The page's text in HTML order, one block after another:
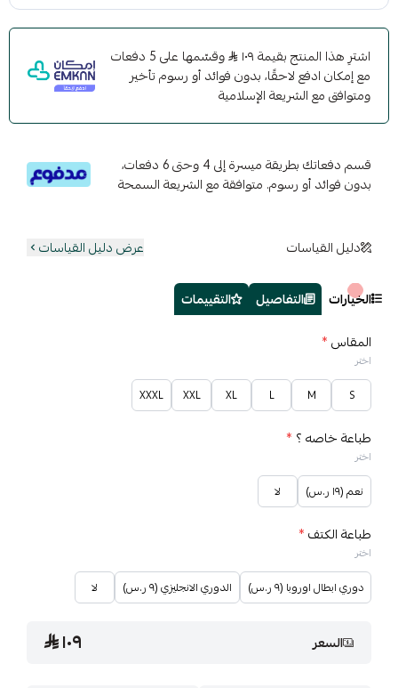
اشترِ هذا المنتج بقيمة ١٠٩
وقسّمها على 5 دفعات
مع إمكان ادفع لاحقًا، بدون فوائد أو رسوم تأخير
ومتوافق مع الشريعة الإسلامية
قسم دفعاتك بطريقة ميسرة إلى 4 وحتى 6 دفعات،
بدون فوائد أو رسوم. متوافقة مع الشريعة السمحة
دليل القياسات عرض دليل القياسات
الخيارات التفاصيل
التقييمات
المقاس*
اختر
S
M
L
XL
XXL
XXXL
طباعة خاصه ؟ *
اختر
نعم (١٩ ر.س) لا
طباعة الكتف*
اختر
دوري ابطال اوروبا (٩ ر.س) الدوري الانجليزي (٩ ر.س) لا
السعر ١٠٩